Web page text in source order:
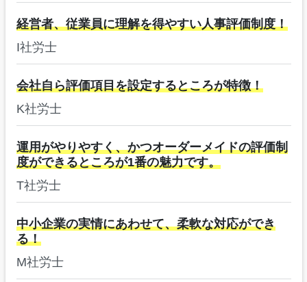
経営者、従業員に理解を得やすい人事評価制度！
I社労士
会社自ら評価項目を設定するところが特徴！
K社労士
運用がやりやすく、かつオーダーメイドの評価制
度ができるところが1番の魅力です。
T社労士
中小企業の実情にあわせて、柔軟な対応ができ
る！
M社労士